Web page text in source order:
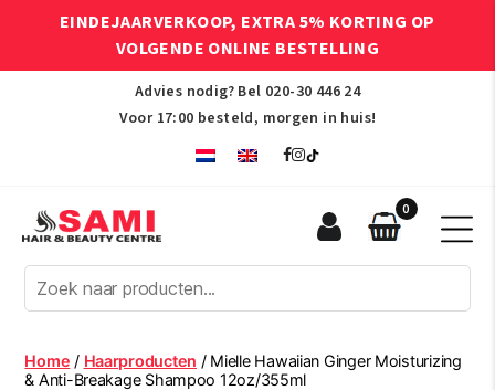
EINDEJAARVERKOOP, EXTRA 5% KORTING OP
VOLGENDE ONLINE BESTELLING
Advies nodig? Bel 020-30 446 24
Voor 17:00 besteld, morgen in huis!
Afro
Hair
Beauty
Centre
0
Home / Haarproducten / Mielle Hawaiian Ginger Moisturizing
& Anti-Breakage Shampoo 12oz/355ml